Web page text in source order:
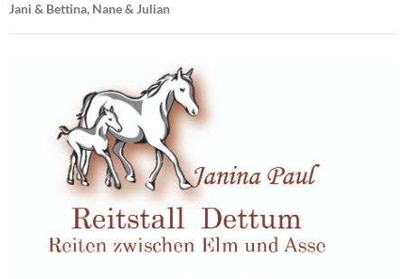
Jani & Bettina, Nane & Julian